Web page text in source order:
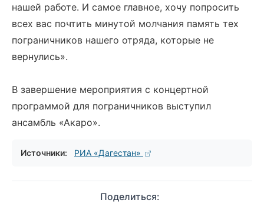
нашей работе. И самое главное, хочу попросить
всех вас почтить минутой молчания память тех
пограничников нашего отряда, которые не
вернулись».
В завершение мероприятия с концертной
программой для пограничников выступил
ансамбль «Акаро».
Источники: РИА «Дагестан»
Поделиться: